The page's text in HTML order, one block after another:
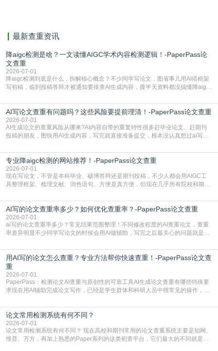
最新查重资讯
降aigc检测是啥？一文读懂AIGC学术内容检测逻辑！-PaperPass论
文查重
2026-07-01
降aigc检测到底是什么，拆解核心概念？不少同学写论文，图省事儿用AI搭框架
写初稿，临到投稿答辩才被通知要排查AI生成内容，搜半天资料都没搞懂降aigc
怕是已经入行的科研人员，不少人也搞不清降aigc检测是啥，对相关要求摸不
准。其实，降aigc检测是伴随AIGC工具在学术领域普及诞生的新需求，核心是为
了满足现在高校、期刊对AI生
AI写论文查重有问题吗？这些风险要提前理清！-PaperPass论文查重
2026-07-01
AI生成论文的查重风险从哪来?AI内容自带的重复特性很多赶毕业论文、赶期刊
投稿的朋友，图快用AI生成内容，写完就直接准备提交，根本没认真想过ai写论
自带不可忽视的查重风险。AI训练依赖海量公开的文本数据，生成内容本质是基
于训练数据的概率拼接，不是从零开始的原创创作。生成过程中，很容易复用已
有的高频公共表述，甚至直接拼接已经公开
专业降aigc检测的网站推荐！-PaperPass论文查重
2026-07-01
现在写论文，不管是本科毕业、硕博答辩还是期刊投稿，不少人都会用AIGC工
具整理框架、梳理文献、润色语句。方便是真方便，但现在几乎所有院校和期刊
五遍还是过不了预检测的大有人在，这时候，找到靠谱的降AIGC检测率的网
站，就能少走好多弯路。PaperPass：守护学术原创性的智能伙伴AIGC生成内
容的学术合规痛点去年帮一个本科师弟改
AI写的论文查重率多少？如何优化查重率？-PaperPass论文查重
2026-07-01
ai写的论文查重率多少？常见结果范围整理！不同修改程度的AI查重论文，查重
率差异明显不少同学写论文的时候会用AI做辅助，写完之后最关心的问题就是ai
实际情况和大家想的不太一样。AI训练依赖海量公开学术文献、网络内容，生成
内容本质是按照语义概率拼接已有内容，很容易和已发布的作品撞重复，甚至会
直接引用整段已有内容，所以查重率偏高是
用AI写的论文怎么查重？专业方法帮你快速查重！-PaperPass论文查
重
2026-07-01
PaperPass：检测论文AI查重与原创性的可靠工具AI生成论文查重有哪些特殊要
求现在用AI辅助完成论文写作，已经是学生群体和科研人员中很常见的操作，不
但很多人忽略了，AI生成的内容天生带有重复风险——训练AI的数据集本身就包
含大量已公开的学术内容、网络原创内容，AI输出内容时很容易无意识拼接出重
复片
论文常用检测系统有何不同？
2026-07-01
论文常用检测系统有何不同？ 现在高校和期刊常用的论文查重系统主要是知网、
维普、万方，再加上熟悉的Paper系列的这类初查平台，它们最大的不同就是数